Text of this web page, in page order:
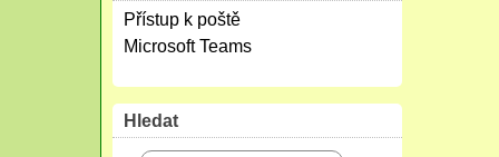
Přístup k poště
Microsoft Teams
Hledat